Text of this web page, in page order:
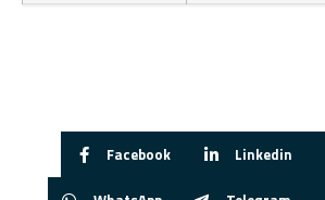
Facebook Linkedin